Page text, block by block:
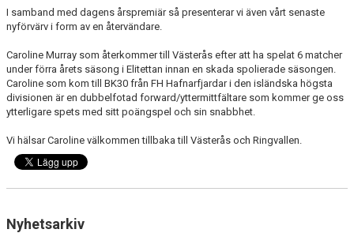
KONTAKT
I samband med dagens årspremiär så presenterar vi även vårt senaste
nyförvärv i form av en återvändare.
Caroline Murray som återkommer till Västerås efter att ha spelat 6 matcher
under förra årets säsong i Elitettan innan en skada spolierade säsongen.
Caroline som kom till BK30 från FH Hafnarfjardar i den isländska högsta
divisionen är en dubbelfotad forward/yttermittfältare som kommer ge oss
ytterligare spets med sitt poängspel och sin snabbhet.
Vi hälsar Caroline välkommen tillbaka till Västerås och Ringvallen.
Nyhetsarkiv